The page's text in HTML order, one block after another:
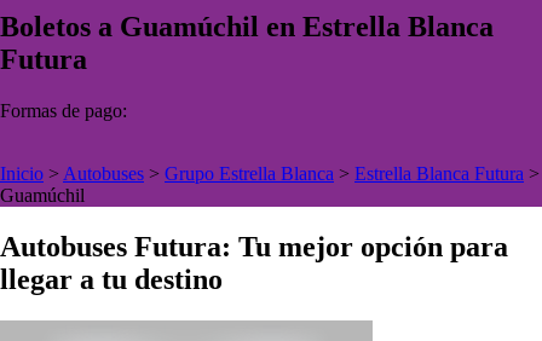
Boletos a Guamúchil en Estrella Blanca
Futura
Formas de pago:
Inicio > Autobuses > Grupo Estrella Blanca > Estrella Blanca Futura >
Guamúchil
Autobuses Futura: Tu mejor opción para
llegar a tu destino